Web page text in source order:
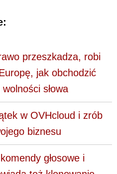
przeszkadza, robi
jak obchodzić
słowa
w OVHcloud i zrób
biznesu
głosowe i